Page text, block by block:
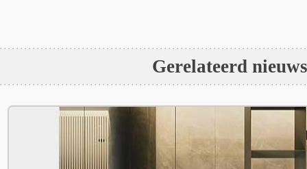
Gerelateerd nieuws